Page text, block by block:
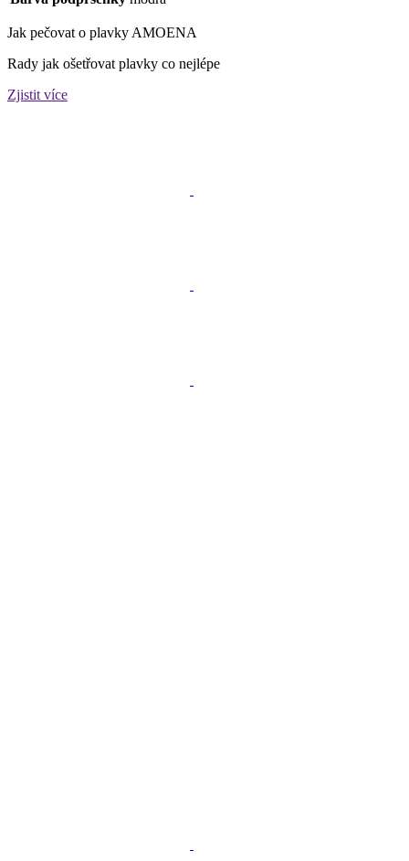
Jak pečovat o plavky AMOENA
Rady jak ošetřovat plavky co nejlépe
Zjistit více